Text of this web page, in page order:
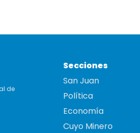
de
Secciones
San Juan
Política
Economía
Cuyo Minero